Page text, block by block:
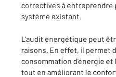
correctives à entreprendre
système existant.
L'audit énergétique peut
raisons. En effet, il permet
consommation d'énergie
tout en améliorant le